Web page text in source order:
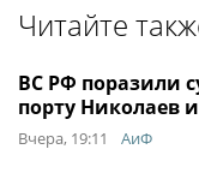
Читайте
ВС РФ поразили
порту Николаев
Вчера, 19:11 АиФ